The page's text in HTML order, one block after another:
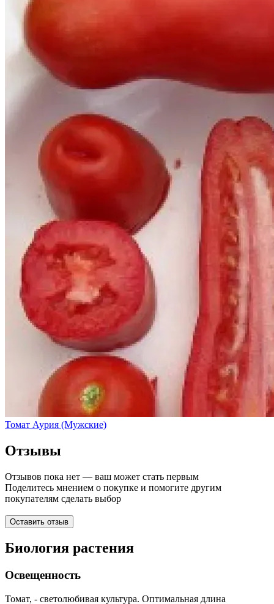
Томат Аурия (Мужские)
Отзывы
Отзывов пока нет — ваш может стать первым
Поделитесь мнением о покупке и помогите другим
покупателям сделать выбор
Оставить отзыв
Биология растения
Освещенность
Томат, - светолюбивая культура. Оптимальная длина